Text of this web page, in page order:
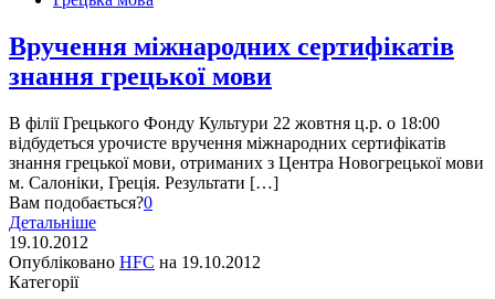
Вручення міжнародних сертифікатів
знання грецької мови
В філії Грецького Фонду Культури 22 жовтня ц.р. о 18:00
відбудеться урочисте вручення міжнародних сертифікатів
знання грецької мови, отриманих з Центра Новогрецької мови
м. Салоніки, Греція. Результати […]
Вам подобається?0
Детальніше
19.10.2012
Опубліковано HFC на 19.10.2012
Категорії